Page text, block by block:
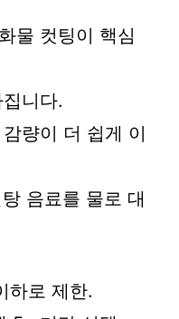
물 컷팅이 핵심
니다.
량이 더 쉽게 이
음료를 물로 대
하로 제한.